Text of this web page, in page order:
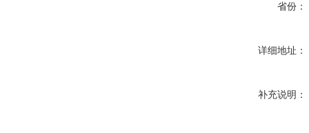
省份：
详细地址：
补充说明：